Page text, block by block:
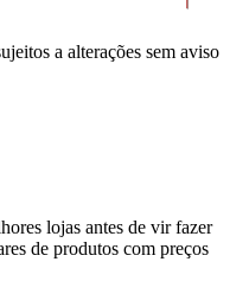
a alterações sem aviso
lojas antes de vir fazer
de produtos com preços